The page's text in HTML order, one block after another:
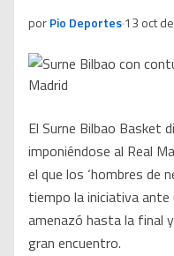
porPio Deportes·13 oct
El Surne Bilbao Basket
imponiéndose al Real
el que los ‘hombres de
tiempo la iniciativa ante
amenazó hasta la final
gran encuentro.